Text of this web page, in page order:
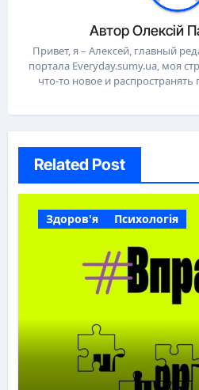
АвторОлексій
Привет, я – Алексей, главный
портала Everyday.sumy.ua, моя
что-то новое и
Related Post
Здоров'я Психологія